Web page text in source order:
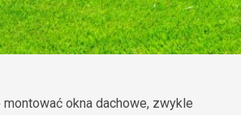
okna dachowe, zwykle